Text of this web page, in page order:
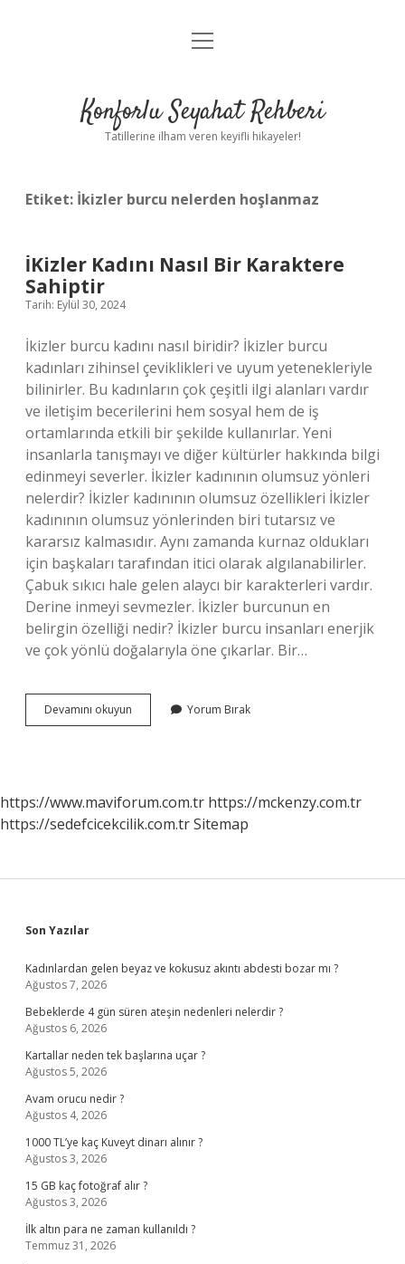
Anasayfa
Yasal Uyarı
menüyü
Konforlu Seyahat Rehberi
Tatillerine ilham veren keyifli hikayeler!
Etiket: İkizler burcu nelerden hoşlanmaz
İKizler Kadını Nasıl Bir Karaktere
Sahiptir
Tarih: Eylül 30, 2024
İkizler burcu kadını nasıl biridir? İkizler burcu
kadınları zihinsel çeviklikleri ve uyum yetenekleriyle
bilinirler. Bu kadınların çok çeşitli ilgi alanları vardır
ve iletişim becerilerini hem sosyal hem de iş
ortamlarında etkili bir şekilde kullanırlar. Yeni
insanlarla tanışmayı ve diğer kültürler hakkında bilgi
edinmeyi severler. İkizler kadınının olumsuz yönleri
nelerdir? İkizler kadınının olumsuz özellikleri İkizler
kadınının olumsuz yönlerinden biri tutarsız ve
kararsız kalmasıdır. Aynı zamanda kurnaz oldukları
için başkaları tarafından itici olarak algılanabilirler.
Çabuk sıkıcı hale gelen alaycı bir karakterleri vardır.
Derine inmeyi sevmezler. İkizler burcunun en
belirgin özelliği nedir? İkizler burcu insanları enerjik
ve çok yönlü doğalarıyla öne çıkarlar. Bir…
Devamını okuyun
Kadını
Yorum Bırak
https://www.maviforum.com.tr https://mckenzy.com.tr
https://sedefcicekcilik.com.trSitemap
Sidebar
Son Yazılar
Kadınlardan gelen beyaz ve kokusuz akıntı abdesti bozar mı ?
Ağustos 7, 2026
Bebeklerde 4 gün süren ateşin nedenleri nelerdir ?
Ağustos 6, 2026
Kartallar neden tek başlarına uçar ?
Ağustos 5, 2026
Avam orucu nedir ?
Ağustos 4, 2026
1000 TL’ye kaç Kuveyt dinarı alınır ?
Ağustos 3, 2026
15 GB kaç fotoğraf alır ?
Ağustos 3, 2026
İlk altın para ne zaman kullanıldı ?
Temmuz 31, 2026